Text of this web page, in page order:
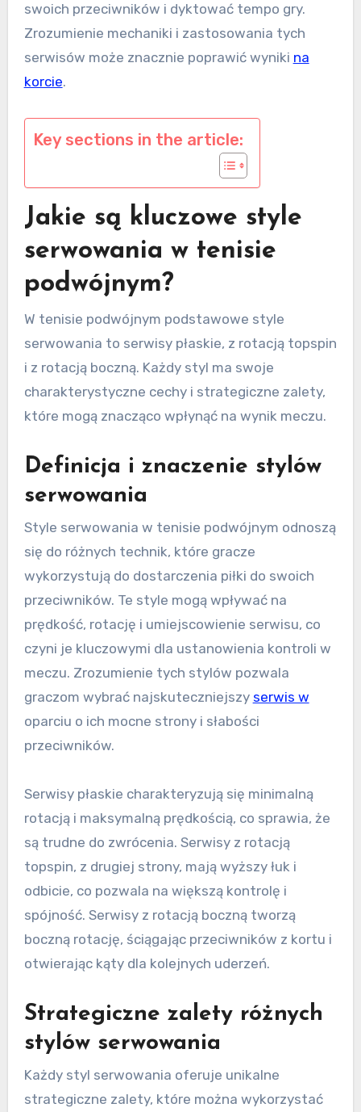
swoich przeciwników i dyktować tempo gry.
Zrozumienie mechaniki i zastosowania tych
serwisów może znacznie poprawić wyniki na
korcie.
Key sections in the article:
Jakie są kluczowe style
serwowania w tenisie
podwójnym?
W tenisie podwójnym podstawowe style
serwowania to serwisy płaskie, z rotacją topspin
i z rotacją boczną. Każdy styl ma swoje
charakterystyczne cechy i strategiczne zalety,
które mogą znacząco wpłynąć na wynik meczu.
Definicja i znaczenie stylów
serwowania
Style serwowania w tenisie podwójnym odnoszą
się do różnych technik, które gracze
wykorzystują do dostarczenia piłki do swoich
przeciwników. Te style mogą wpływać na
prędkość, rotację i umiejscowienie serwisu, co
czyni je kluczowymi dla ustanowienia kontroli w
meczu. Zrozumienie tych stylów pozwala
graczom wybrać najskuteczniejszy serwis w
oparciu o ich mocne strony i słabości
przeciwników.
Serwisy płaskie charakteryzują się minimalną
rotacją i maksymalną prędkością, co sprawia, że
są trudne do zwrócenia. Serwisy z rotacją
topspin, z drugiej strony, mają wyższy łuk i
odbicie, co pozwala na większą kontrolę i
spójność. Serwisy z rotacją boczną tworzą
boczną rotację, ściągając przeciwników z kortu i
otwierając kąty dla kolejnych uderzeń.
Strategiczne zalety różnych
stylów serwowania
Każdy styl serwowania oferuje unikalne
strategiczne zalety, które można wykorzystać